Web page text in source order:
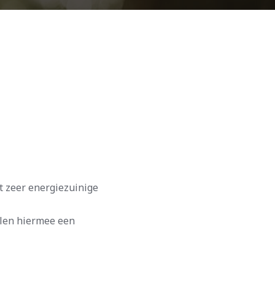
zeer energiezuinige
hiermee een